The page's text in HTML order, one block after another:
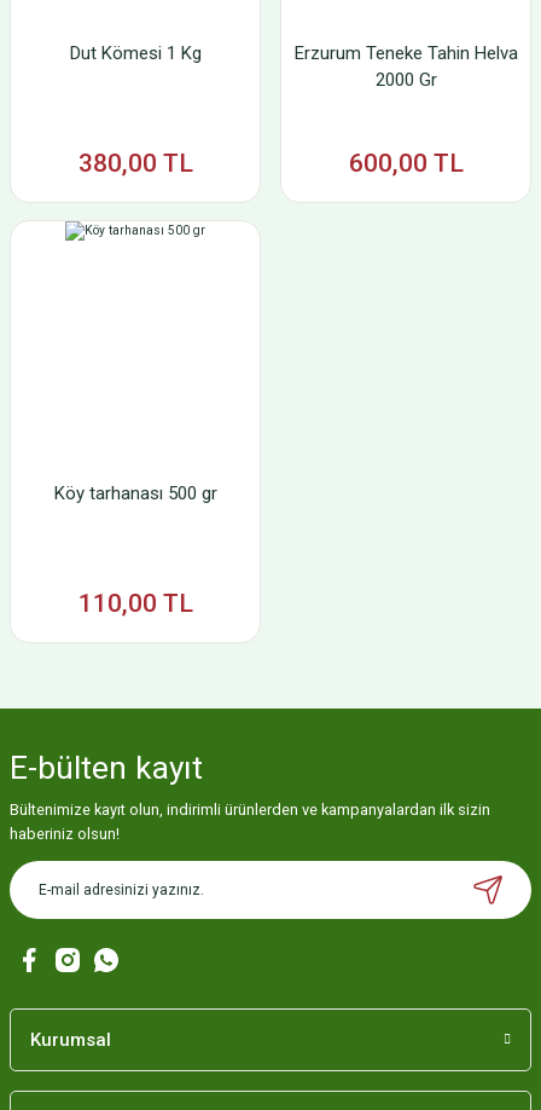
Dut Kömesi 1 Kg
380,00 TL
Erzurum Teneke Tahin Helva
2000 Gr
600,00 TL
Köy tarhanası 500 gr
110,00 TL
E-bülten kayıt
Bültenimize kayıt olun, indirimli ürünlerden ve kampanyalardan ilk sizin
haberiniz olsun!
Kurumsal